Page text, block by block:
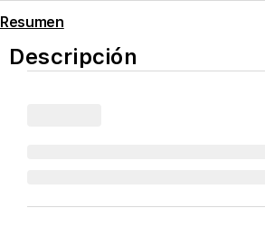
Resumen
Descripción